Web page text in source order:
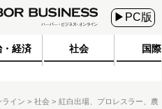
▶PC版
・経済 社会 国際
ライン 社会
紅白出場、プロレスラー、農